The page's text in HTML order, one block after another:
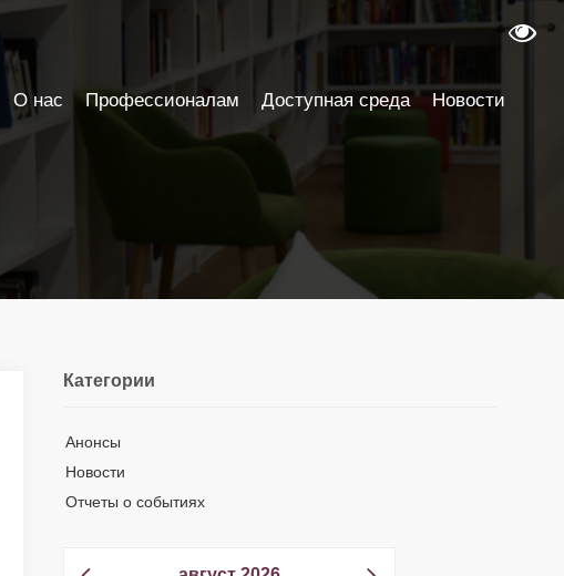
Категории
Анонсы
Новости
Отчеты о событиях
О нас Профессионалам Доступная среда Новости